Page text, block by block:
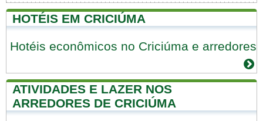
HOTÉIS EM CRICIÚMA
Hotéis econômicos no Criciúma e arredores
ATIVIDADES E LAZER NOS
ARREDORES DE CRICIÚMA